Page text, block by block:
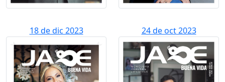
18 de dic 2023 24 de oct 2023